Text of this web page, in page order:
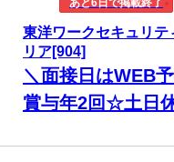
あと6日で掲載終了
東洋ワークセキュリテ
リア[904]
＼面接日はWEB
賞与年2回☆土日